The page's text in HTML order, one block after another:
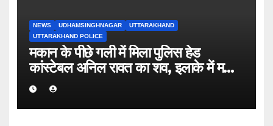
NEWS UDHAMSINGHNAGAR
UTTARAKHAND
UTTARAKHAND POLICE
मकान के पीछे गली में मिला पुलिस हेड
कांस्टेबल अनिल रावत का शव, इलाके में मचा
हड़कंप।